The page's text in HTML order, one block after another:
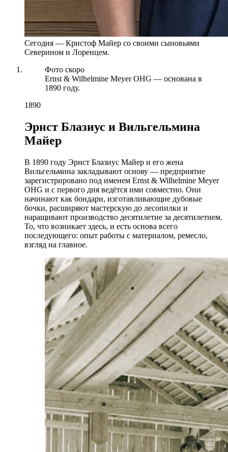
Сегодня — Кристоф Майер со своими сыновьями
Северином и Лоренцем.
Фото скоро
Ernst & Wilhelmine Meyer OHG — основана в
1890 году.
1890
Эрнст Блазиус и Вильгельмина
Майер
В 1890 году Эрнст Блазиус Майер и его жена
Вильгельмина закладывают основу — предприятие
зарегистрировано под именем Ernst & Wilhelmine Meyer
OHG и с первого дня ведётся ими совместно. Они
начинают как бондари, изготавливающие дубовые
бочки, расширяют мастерскую до лесопилки и
наращивают производство десятилетие за десятилетием.
То, что возникает здесь, и есть основа всего
последующего: опыт работы с материалом, ремесло,
взгляд на главное.